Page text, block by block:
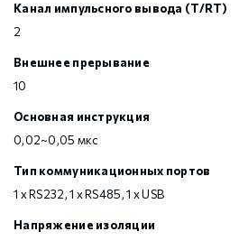
Канал импульсного вывода (T/RT)
2
Внешнее прерывание
10
Основная инструкция
0,02~0,05 мкс
Тип коммуникационных портов
1 х RS232, 1 х RS485, 1 х USB
Напряжение изоляции